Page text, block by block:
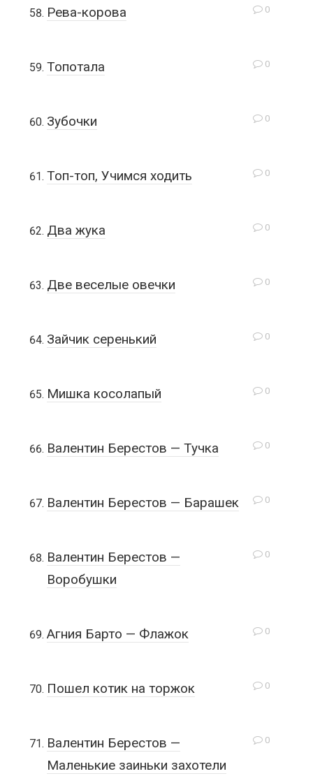
0
Рева-корова
0
Топотала
0
Зубочки
0
Топ-топ, Учимся ходить
0
Два жука
0
Две веселые овечки
0
Зайчик серенький
0
Мишка косолапый
0
Валентин Берестов — Тучка
0
Валентин Берестов — Барашек
0
Валентин Берестов —
Воробушки
0
Агния Барто — Флажок
0
Пошел котик на торжок
0
Валентин Берестов —
Маленькие заиньки захотели